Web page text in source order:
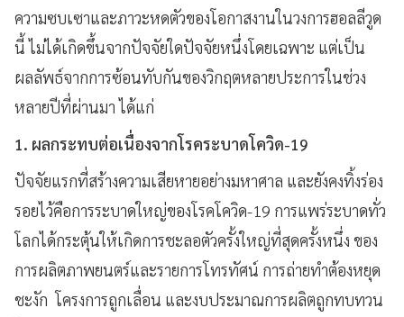
ความซบเซาและภาวะหดตัวของโอกาสงานในวงการฮอลลีวูด
นี้ ไม่ได้เกิดขึ้นจากปัจจัยใดปัจจัยหนึ่งโดยเฉพาะ แต่เป็น
ผลลัพธ์จากการซ้อนทับกันของวิกฤตหลายประการในช่วง
หลายปีที่ผ่านมา ได้แก่
1. ผลกระทบต่อเนื่องจากโรคระบาดโควิด-19
ปัจจัยแรกที่สร้างความเสียหายอย่างมหาศาล และยังคงทิ้งร่อง
รอยไว้คือการระบาดใหญ่ของโรคโควิด-19 การแพร่ระบาดทั่ว
โลกได้กระตุ้นให้เกิดการชะลอตัวครั้งใหญ่ที่สุดครั้งหนึ่ง ของ
การผลิตภาพยนตร์และรายการโทรทัศน์ การถ่ายทำต้องหยุด
ชะงัก โครงการถูกเลื่อน และงบประมาณการผลิตถูกทบทวน